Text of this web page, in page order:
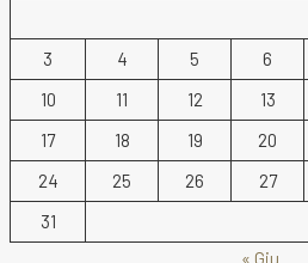
3
4 5 6
10
11 12 13
17
18 19 20
24
25 26 27
31
« Giu